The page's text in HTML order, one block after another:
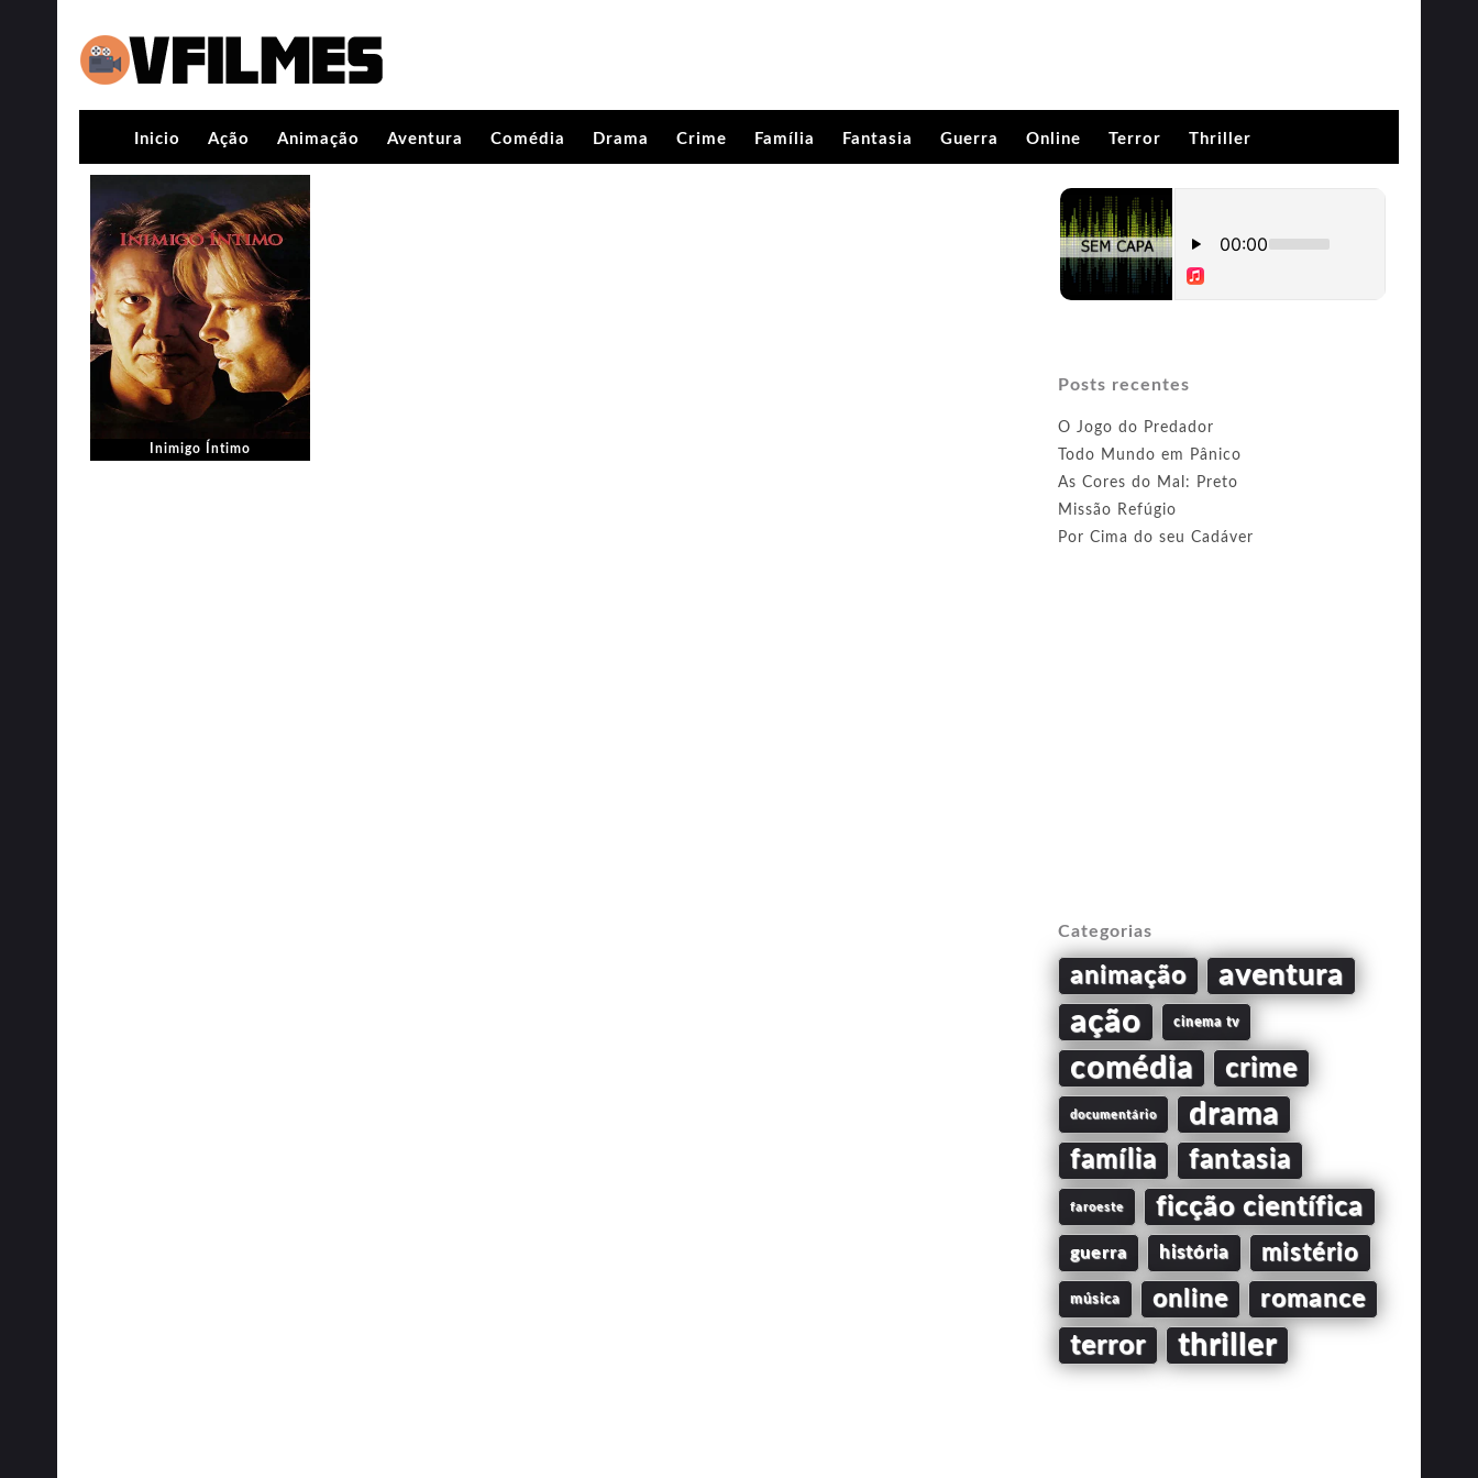
Inicio Ação Animação Aventura Comédia Drama Crime Família Fantasia Guerra Online Terror Thriller
Inimigo Íntimo
Posts recentes
O Jogo do Predador
Todo Mundo em Pânico
As Cores do Mal: Preto
Missão Refúgio
Por Cima do seu Cadáver
Categorias
animação aventura
ação cinema tv
comédia crime
documentário drama
família fantasia
faroeste ficção científica
guerra história mistério
música online romance
terror thriller